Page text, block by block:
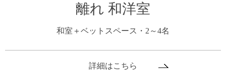
離れ 和洋室
和室＋ベットスペース・2～4名
詳細はこちら